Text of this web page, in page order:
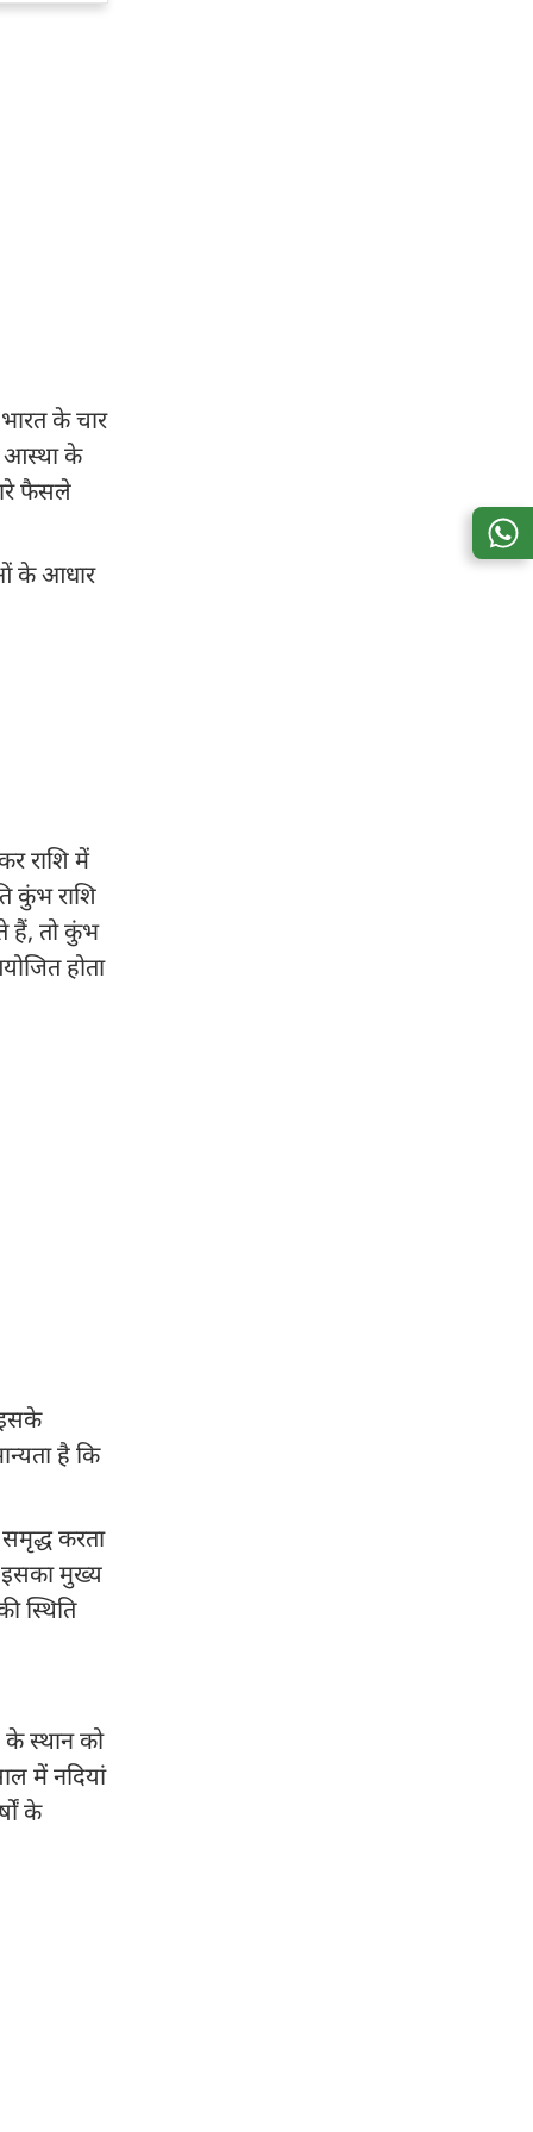
के चार
आस्था के
फैसले
के आधार
राशि में
कुंभ राशि
हैं, तो कुंभ
होता
है कि
करता
मुख्य
स्थिति
स्थान को
में नदियां
के